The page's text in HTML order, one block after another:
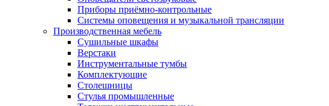
Приборы приёмно-контрольные
Системы оповещения и музыкальной трансляции
Производственная мебель
Cушильные шкафы
Верстаки
Инструментальные тумбы
Комплектующие
Столешницы
Стулья промышленные